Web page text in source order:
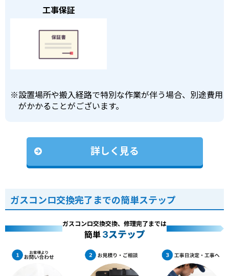
工事保証
※設置場所や搬入経路で特別な作業が伴う場合、別途費用
がかかることがございます。
詳しく見る
ガスコンロ交換完了までの簡単ステップ
ガスコンロ交換交換、修理完了までは
簡単 3ステップ